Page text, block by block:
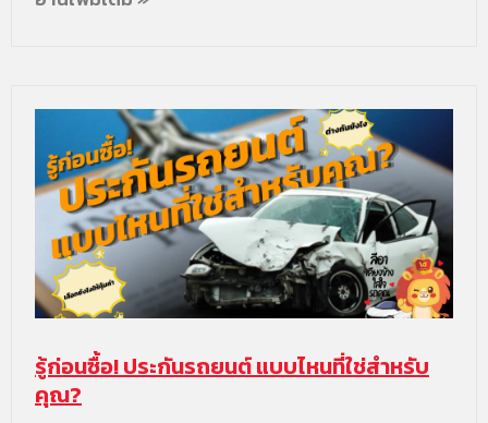
รู้ก่อนซื้อ! ประกันรถยนต์ แบบไหนที่ใช่สำหรับ
คุณ?